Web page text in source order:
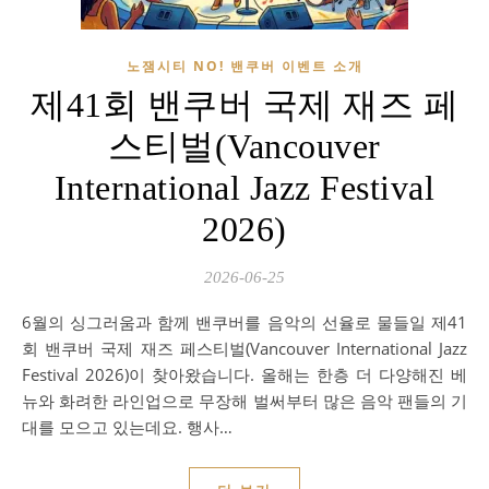
노잼시티 NO! 밴쿠버 이벤트 소개
제41회 밴쿠버 국제 재즈 페
스티벌(Vancouver
International Jazz Festival
2026)
2026-06-25
6월의 싱그러움과 함께 밴쿠버를 음악의 선율로 물들일 제41
회 밴쿠버 국제 재즈 페스티벌(Vancouver International Jazz
Festival 2026)이 찾아왔습니다. 올해는 한층 더 다양해진 베
뉴와 화려한 라인업으로 무장해 벌써부터 많은 음악 팬들의 기
대를 모으고 있는데요. 행사…